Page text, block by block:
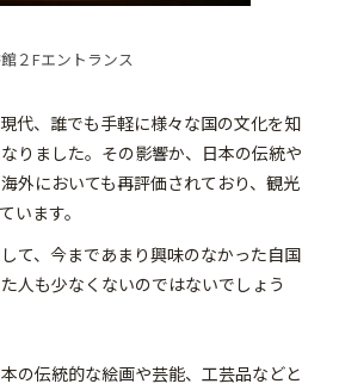
２Fエントランス
代、誰でも手軽に様々な国の文化を知
りました。その影響か、日本の伝統や
外においても再評価されており、観光
います。
て、今まであまり興味のなかった自国
人も少なくないのではないでしょう
の伝統的な絵画や芸能、工芸品などと